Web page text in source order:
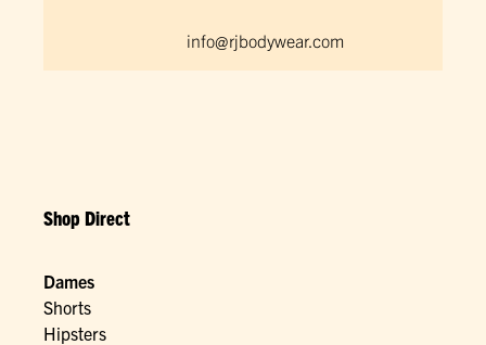
info@rjbodywear.com
Shop Direct
Dames
Shorts
Hipsters